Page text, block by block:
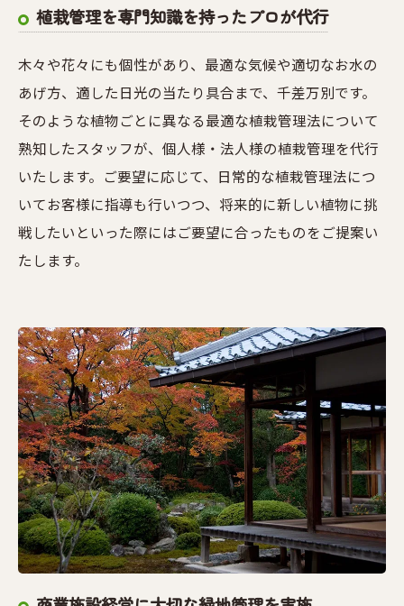
植栽管理を専門知識を持ったプロが代行
木々や花々にも個性があり、最適な気候や適切なお水の
あげ方、適した日光の当たり具合まで、千差万別です。
そのような植物ごとに異なる最適な植栽管理法について
熟知したスタッフが、個人様・法人様の植栽管理を代行
いたします。ご要望に応じて、日常的な植栽管理法につ
いてお客様に指導も行いつつ、将来的に新しい植物に挑
戦したいといった際にはご要望に合ったものをご提案い
たします。